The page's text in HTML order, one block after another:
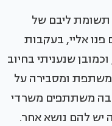
ליבם של
אליי, בעקבות
שנעניתי בחיוב
ומסבירה על
משתתפים משרדי
יש להם נושא אחר.